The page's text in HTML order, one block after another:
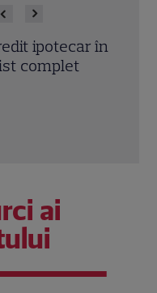
Află cum
potrivește
ai